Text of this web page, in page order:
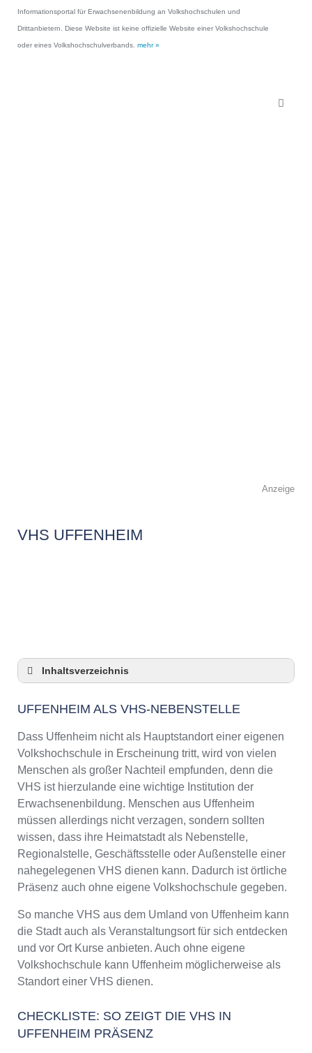
Informationsportal für Erwachsenenbildung an Volkshochschulen und
Drittanbietern. Diese Website ist keine offizielle Website einer Volkshochschule
oder eines Volkshochschulverbands. mehr »
Anzeige
VHS UFFENHEIM
Inhaltsverzeichnis
Checkliste: So zeigt die VHS in Uffenheim
3 Tipps für Interessierte aus Uffenheim an
VHS-Kursen
VHS Uffenheim Kurse und Umgebung
VHS Uffenheim – Öffnungszeiten und
Telefonnummer
Online-Kurse – Alternative Angebote zu einem
Kurs an der VHS
Top-Kurse an der Abendschule Uffenheim
Weiterbildung in Uffenheim
UFFENHEIM ALS VHS-NEBENSTELLE
Dass Uffenheim nicht als Hauptstandort einer eigenen
Volkshochschule in Erscheinung tritt, wird von vielen
Menschen als großer Nachteil empfunden, denn die
VHS ist hierzulande eine wichtige Institution der
Erwachsenenbildung. Menschen aus Uffenheim
müssen allerdings nicht verzagen, sondern sollten
wissen, dass ihre Heimatstadt als Nebenstelle,
Regionalstelle, Geschäftsstelle oder Außenstelle einer
nahegelegenen VHS dienen kann. Dadurch ist örtliche
Präsenz auch ohne eigene Volkshochschule gegeben.
So manche VHS aus dem Umland von Uffenheim kann
die Stadt auch als Veranstaltungsort für sich entdecken
und vor Ort Kurse anbieten. Auch ohne eigene
Volkshochschule kann Uffenheim möglicherweise als
Standort einer VHS dienen.
CHECKLISTE: SO ZEIGT DIE VHS IN
UFFENHEIM PRÄSENZ